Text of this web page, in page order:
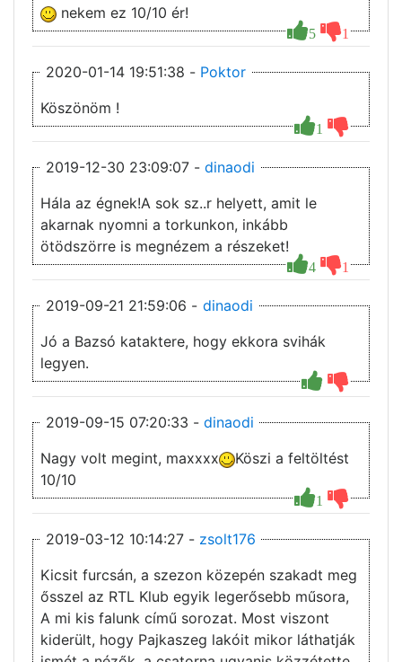
5 1
nekem ez 10/10 ér!
2020-01-14 19:51:38 - Poktor
1
Köszönöm !
2019-12-30 23:09:07 - dinaodi
4 1
Hála az égnek!A sok sz..r helyett, amit le
akarnak nyomni a torkunkon, inkább
ötödszörre is megnézem a részeket!
2019-09-21 21:59:06 - dinaodi
Jó a Bazsó kataktere, hogy ekkora svihák
legyen.
2019-09-15 07:20:33 - dinaodi
1
Nagy volt megint, maxxxx
Köszi a feltöltést
10/10
2019-03-12 10:14:27 - zsolt176
Kicsit furcsán, a szezon közepén szakadt meg
ősszel az RTL Klub egyik legerősebb műsora,
A mi kis falunk című sorozat. Most viszont
kiderült, hogy Pajkaszeg lakóit mikor láthatják